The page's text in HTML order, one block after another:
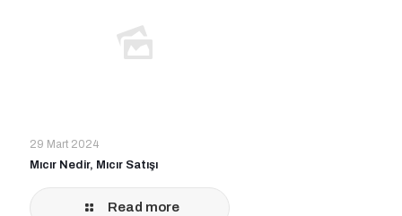
29 Mart 2024
Mıcır Nedir, Mıcır Satışı
Read more